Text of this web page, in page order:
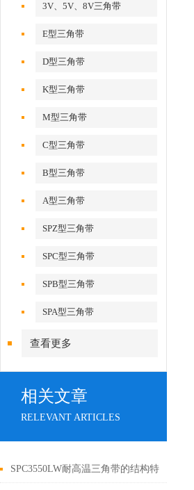
3V、5V、8V三角带
E型三角带
D型三角带
K型三角带
M型三角带
C型三角带
B型三角带
A型三角带
SPZ型三角带
SPC型三角带
SPB型三角带
SPA型三角带
查看更多
相关文章
RELEVANT ARTICLES
SPC3550LW耐高温三角带的结构特